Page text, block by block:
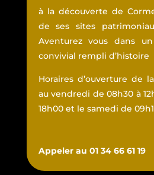
à la découverte de
de ses sites
Aventurez vous dans
convivial rempli d’histoire
Horaires d’ouverture de
au vendredi de 08h30 à
18h00 et le samedi de
Appeler au 01 34 66 61 19